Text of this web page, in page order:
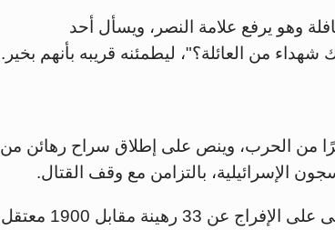
وهو يرفع علامة النصر، ويسأل أحد
من العائلة؟"، ليطمئنه قريبه بأنهم بخير.
وقف إطلاق النار في 19 يناير بعد 15 شهرًا من الحرب، وينص على إطلاق سراح رهائن من
الإسرائيلية، بالتزامن مع وقف القتال.
ويتضمن الاتفاق 3 مراحل، حيث تنص المرحلة الأولى على الإفراج عن 33 رهينة مقابل 1900 معتقل